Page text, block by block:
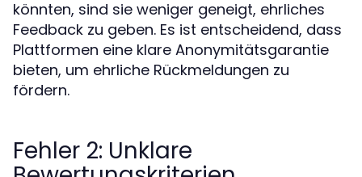
könnten, sind sie weniger geneigt, ehrliches
Feedback zu geben. Es ist entscheidend, dass
Plattformen eine klare Anonymitätsgarantie
bieten, um ehrliche Rückmeldungen zu
fördern.
Fehler 2: Unklare